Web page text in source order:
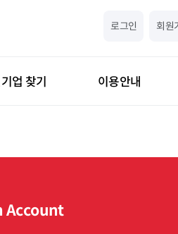
로그인 회원
업 찾기 이용안내
Account